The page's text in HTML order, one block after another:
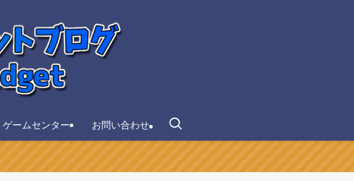
ゲームセンター お問い合わせ